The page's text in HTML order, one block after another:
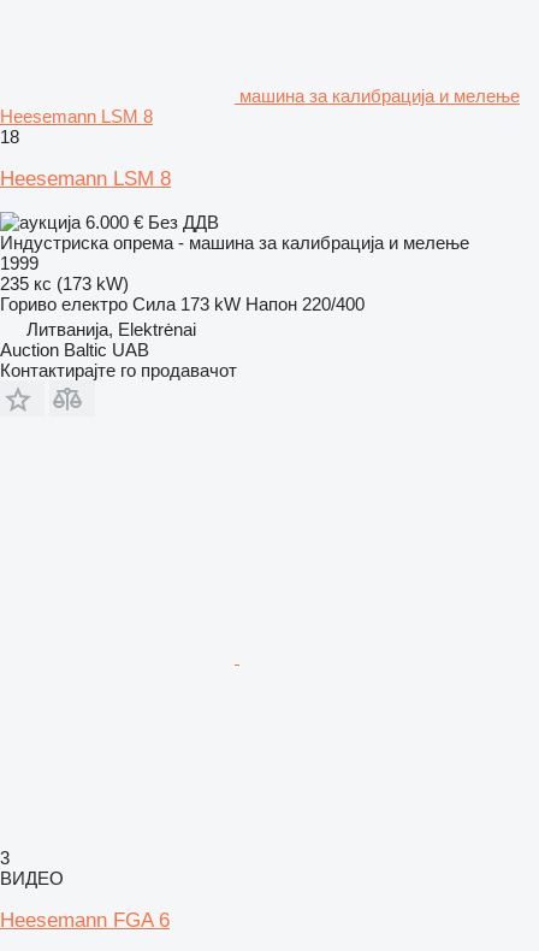
машина за калибрација и мелење
Heesemann LSM 8
18
Heesemann LSM 8
6.000 € Без ДДВ
Индустриска опрема - машина за калибрација и мелење
1999
235 кс (173 kW)
Гориво електро Сила 173 kW Напон 220/400
Литванија, Elektrėnai
Auction Baltic UAB
Контактирајте го продавачот
3
ВИДЕО
Heesemann FGA 6